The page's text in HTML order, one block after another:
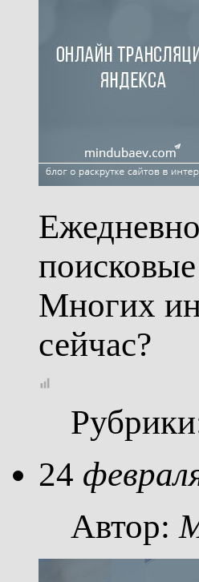
Многих
сейчас?
24
Автор: